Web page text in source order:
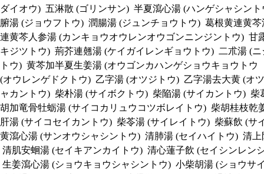
ダイオウ) 五淋散 (ゴリンサン) 半夏瀉心湯 (ハンゲシャシント
腑湯 (ジョウフトウ) 潤腸湯 (ジュンチョウトウ) 葛根黄連黄
連黄芩人参湯 (カンキョウオウレンオウゴンニンジントウ) 甘
キジツトウ) 荊芥連翹湯 (ケイガイレンギョウトウ) 二朮湯 (
トウ) 黄芩加半夏生姜湯 (オウゴンカハンゲショウキョウト
(オウレンゲドクトウ) 乙字湯 (オツジトウ) 乙字湯去大黄 (オ
ャカントウ) 柴朴湯 (サイボクトウ) 柴陥湯 (サイカントウ) 柴
胡加竜骨牡蛎湯 (サイコカリュウコツボレイトウ) 柴胡桂枝乾
肝湯 (サイコセイカントウ) 柴苓湯 (サイレイトウ) 柴蘇飲 (サ
黄瀉心湯 (サンオウシャシントウ) 清肺湯 (セイハイトウ) 清上
清肌安蛔湯 (セイキアンカイトウ) 清心蓮子飲 (セイシンレン
生姜瀉心湯 (ショウキョウシャシントウ) 小柴胡湯 (ショウサ